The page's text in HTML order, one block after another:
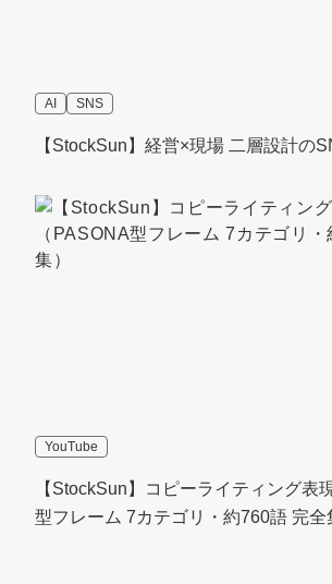
AI SNS
【StockSun】経営×現場 二層設計の
YouTube
【StockSun】コピーライティング表
型フレーム 7カテゴリ・約760語 完全